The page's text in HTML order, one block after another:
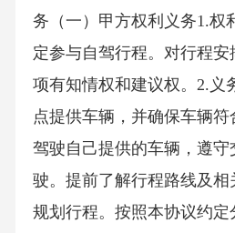
务（一）甲方权利义务1.权
定参与自驾行程。对行程
项有知情权和建议权。2.义
点提供车辆，并确保车辆
驾驶自己提供的车辆，遵守
驶。提前了解行程路线及相
规划行程。按照本协议约定